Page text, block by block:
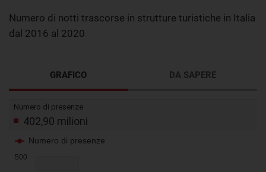
Numero di notti trascorse in strutture turistiche in Italia
dal 2016 al 2020
GRAFICO DA SAPERE